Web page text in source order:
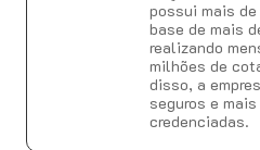
possui mais
base de mais
realizando
milhões de
disso, a
seguros e
credenciadas.